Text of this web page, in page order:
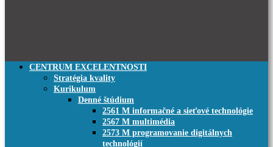
CENTRUM EXCELENTNOSTI
Stratégia kvality
Kurikulum
Denné štúdium
2561 M informačné a sieťové technológie
2567 M multimédia
2573 M programovanie digitálnych
technológií